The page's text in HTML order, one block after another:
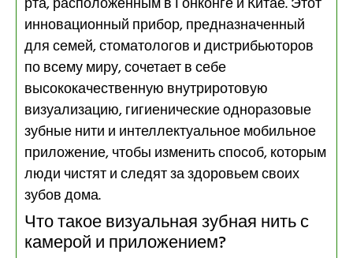
инновационный прибор, предназначенный
для семей, стоматологов и дистрибьюторов
по всему миру, сочетает в себе
высококачественную внутриротовую
визуализацию, гигиенические одноразовые
зубные нити и интеллектуальное мобильное
приложение, чтобы изменить способ, которым
люди чистят и следят за здоровьем своих
зубов дома.
Что такое визуальная зубная нить с
камерой и приложением?